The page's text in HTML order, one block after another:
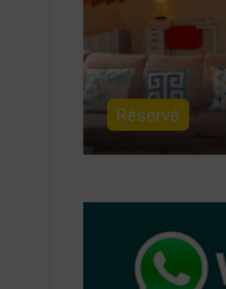
Réservé